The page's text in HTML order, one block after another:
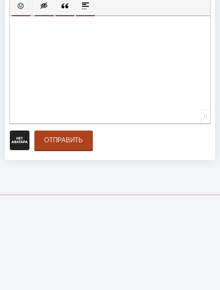
ВСТАВИТЬ СМАЙЛИК
ВСТАВКА СКРЫТОГО ТЕКСТА
ВСТАВКА ЦИТАТЫ
ВСТАВКА СПОЙЛЕРА
0
ОТПРАВИТЬ